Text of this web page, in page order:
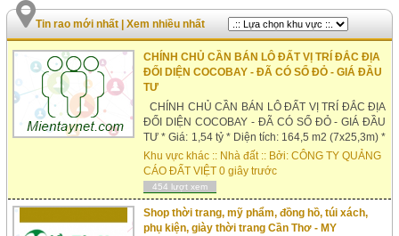
Tin rao mới nhất|Xem nhiều nhất
CHÍNH CHỦ CẦN BÁN LÔ ĐẤT VỊ TRÍ ĐẮC ĐỊA
ĐỐI DIỆN COCOBAY - ĐÃ CÓ SỔ ĐỎ - GIÁ ĐẦU
TƯ
CHÍNH CHỦ CẦN BÁN LÔ ĐẤT VỊ TRÍ ĐẮC ĐỊA
ĐỐI DIỆN COCOBAY - ĐÃ CÓ SỔ ĐỎ - GIÁ ĐẦU
TƯ * Giá: 1,54 tỷ * Diện tích: 164,5 m2 (7x25,3m) *
Hướng: Đông * Pháp lý: sổ đỏ lâu dài LH:
0905759986 * Vị trí: - Nằm ngay vị trí vàng, nơi lý
tưởng để mua để dành, đầu tư, đón đầu các dự
án lân cận. - Đất nền nga...
Khu vực khác :: Nhà đất :: Bởi:CÔNG TY QUẢNG
CÁO ĐẤT VIỆT 0 giây trước
454 lượt xem
Shop thời trang, mỹ phẩm, đồng hồ, túi xách,
phụ kiện, giày thời trang Cần Thơ - MY